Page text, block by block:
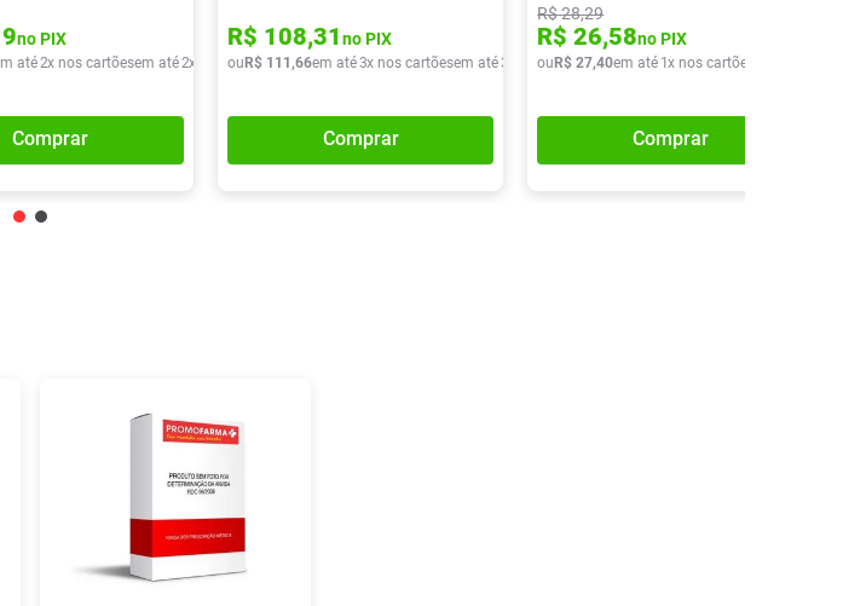
no PIX
até2x nos cartõesem até2x de R$ 37,72
Comprar
R$ 108,31no PIX
ouR$ 111 ,66em até3x nos cartõesem até3 R$ 37 ,22
Comprar
R$28,29
R$ 26,58no PIX
ouR$ 27,40em até 1x nos cartões
Comprar